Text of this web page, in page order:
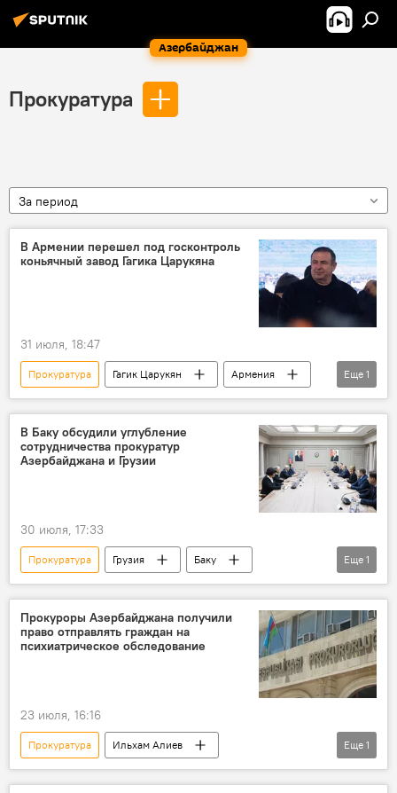
Азербайджан
Прокуратура
За период
В Армении перешел под госконтроль
коньячный завод Гагика Царукяна
31 июля, 18:47
Прокуратура Гагик Царукян
Армения
Коррупция
Еще 1
В Баку обсудили углубление
сотрудничества прокуратур
Азербайджана и Грузии
30 июля, 17:33
Прокуратура Грузия
Баку
Тбилиси
Еще 1
Прокуроры Азербайджана получили
право отправлять граждан на
психиатрическое обследование
23 июля, 16:16
Прокуратура
Ильхам Алиев
Обследование
Еще 1